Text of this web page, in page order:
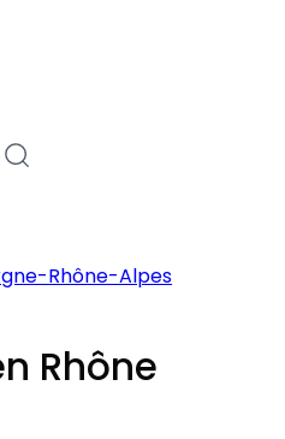
Rhône-Alpes
Rhône